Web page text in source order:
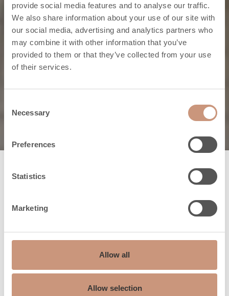
provide social media features and to analyse our traffic.
We also share information about your use of our site with
our social media, advertising and analytics partners who
may combine it with other information that you’ve
provided to them or that they’ve collected from your use
of their services.
Selection
Necessary
Preferences
Statistics
Marketing
Allow all
Allow selection
Moderne
Technologie und
Visualisierung.